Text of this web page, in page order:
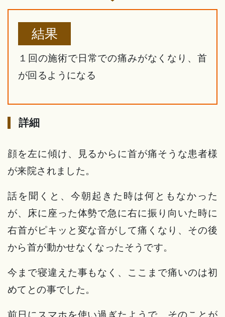
結果
１回の施術で日常での痛みがなくなり、首
が回るようになる
詳細
顔を左に傾け、見るからに首が痛そうな患者様
が来院されました。
話を聞くと、今朝起きた時は何ともなかった
が、床に座った体勢で急に右に振り向いた時に
右首がピキッと変な音がして痛くなり、その後
から首が動かせなくなったそうです。
今まで寝違えた事もなく、ここまで痛いのは初
めてとの事でした。
前日にスマホを使い過ぎたようで、そのことが